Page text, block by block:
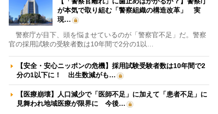
が本気で取り組む「警察組織の構造改革」 実
現…
警察庁が目下、頭を悩ませているのが「警察官不足」だ。警察
官の採用試験の受験者数は10年間で2分の1以…
【安全・安心ニッポンの危機】採用試験受験者数は10年間で2
分の1以下に！ 出生数減がも…
【医療崩壊】人口減少で「医師不足」に加えて「患者不足」に
見舞われ地域医療が限界に 今後…